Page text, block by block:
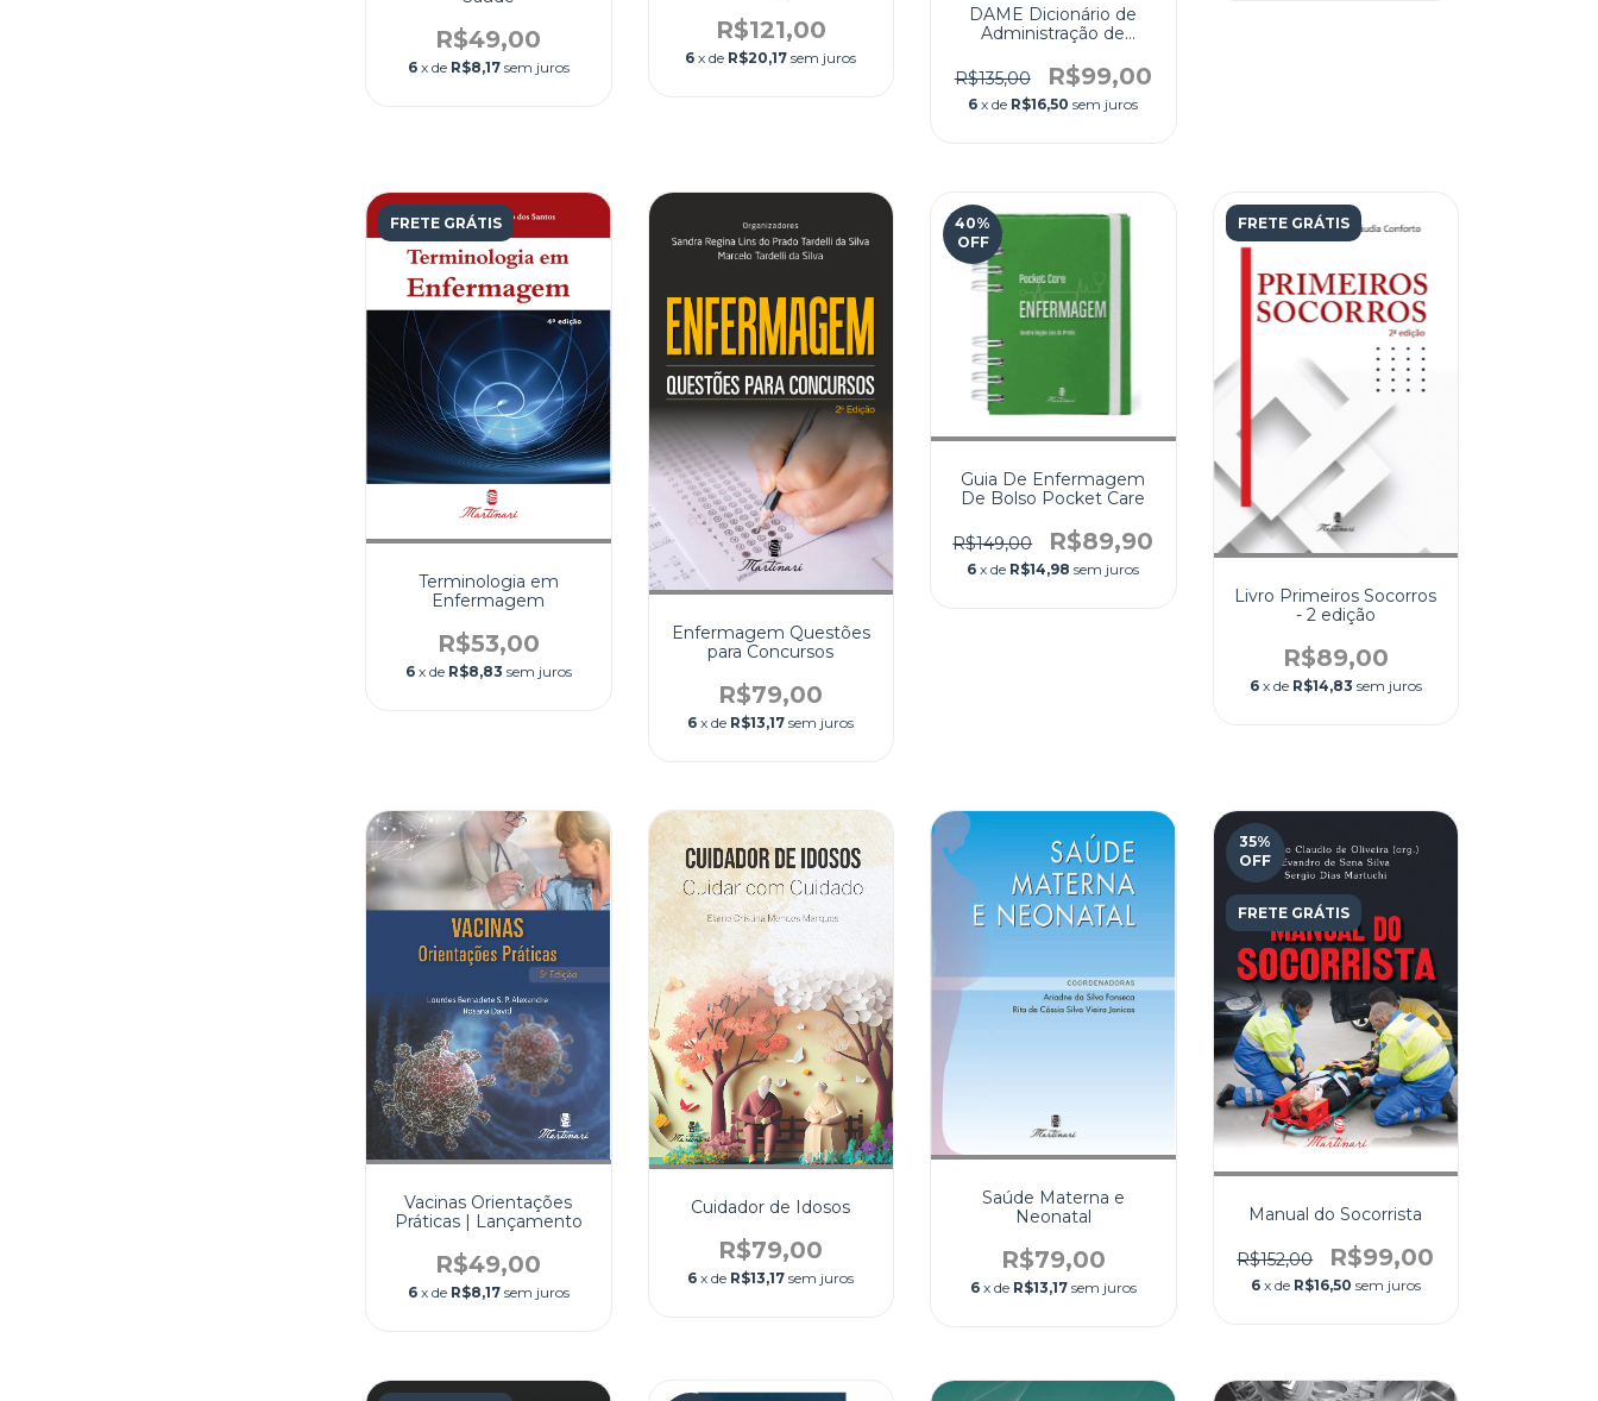
R$49,00
6 x de R$8,17 sem juros
R$121,00
6 x de R$20,17 sem juros
DAME Dicionário de
Administração de
Enfermagem
R$135,00 R$99,00
6 x de R$16,50 sem juros
FRETE GRÁTIS
Terminologia em
Enfermagem
R$53,00
6 x de R$8,83 sem juros
Enfermagem Questões
para Concursos
R$79,00
6 x de R$13,17 sem juros
40%
OFF
Guia De Enfermagem
De Bolso Pocket Care
R$149,00 R$89,90
6 x de R$14,98 sem juros
FRETE GRÁTIS
Livro Primeiros Socorros
- 2 edição
R$89,00
6 x de R$14,83 sem juros
Vacinas Orientações
Práticas | Lançamento
R$49,00
6 x de R$8,17 sem juros
Cuidador de Idosos
R$79,00
6 x de R$13,17 sem juros
Saúde Materna e
Neonatal
R$79,00
6 x de R$13,17 sem juros
35%
OFF
FRETE GRÁTIS
Manual do Socorrista
R$152,00 R$99,00
6 x de R$16,50 sem juros